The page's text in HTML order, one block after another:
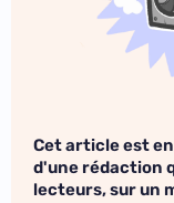
Cet article est
d'une rédaction
lecteurs, sur un